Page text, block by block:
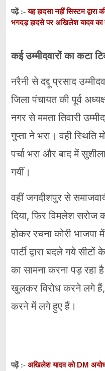
पढ़ें :-यह हादसा नहीं सिस्टम
भगदड़ हादसे पर अखिलेश यादव
कई उम्मीदवारों का कटा
नरैनी से दद्दू प्रसाद
जिला पंचायत की पूर्व
नगर से ममता तिवारी
गुप्ता ने भरा। वही
पर्चा भरा और बाद में
गयीं।
वहीं जगदीशपुर से
दिया, फिर विमलेश सरोज
होकर रचना कोरी भाजपा
पार्टी द्वारा बदले गये
का सामना करना पड़ रहा
खुलकर विरोध करने लगे हैं,
करने में लगे हुए हैं।
पढ़ें :- अखिलेश यादव को DM